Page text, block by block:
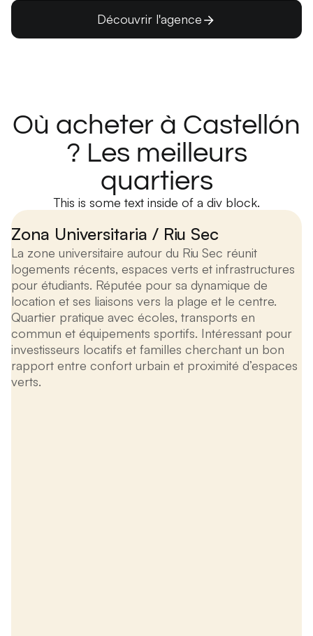
Découvrir l'agence
Où acheter à Castellón
? Les meilleurs
quartiers
This is some text inside of a div block.
Zona Universitaria / Riu Sec
La zone universitaire autour du Riu Sec réunit
logements récents, espaces verts et infrastructures
pour étudiants. Réputée pour sa dynamique de
location et ses liaisons vers la plage et le centre.
Quartier pratique avec écoles, transports en
commun et équipements sportifs. Intéressant pour
investisseurs locatifs et familles cherchant un bon
rapport entre confort urbain et proximité d’espaces
verts.